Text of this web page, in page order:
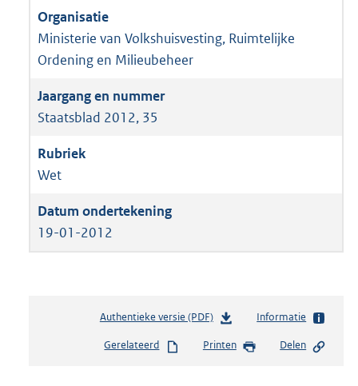
Ministerie van Volkshuisvesting, Ruimtelijke
Ordening en Milieubeheer
Staatsblad 2012, 35
Wet
19-01-2012
Authentieke versie (PDF)b
s
Informatie
Gerelateerd Printen Delen